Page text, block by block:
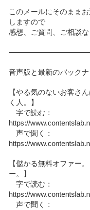
このメールにそのまま
しますので
感想、ご質問、ご相談
音声版と最新のバック
【やる気のないお客さ
く人。】
字で読む：
https://
声で聞く：
https://
【儲かる無料オファー
ー。】
字で読む：
https://
声で聞く：